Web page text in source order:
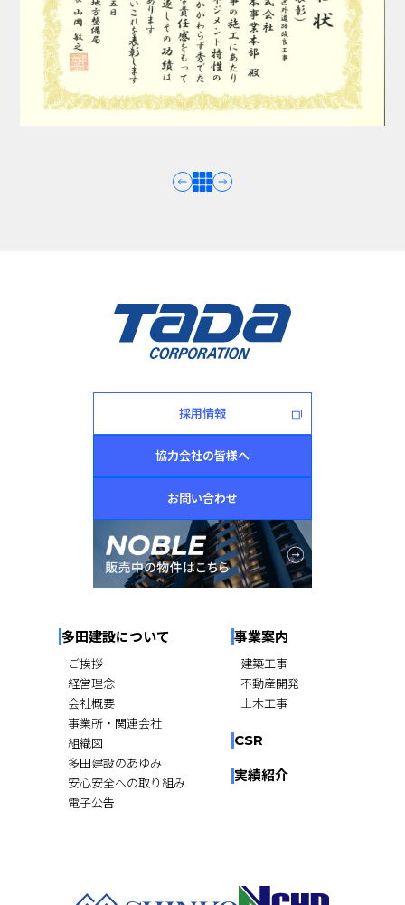
採用情報
協力会社の皆様へ
お問い合わせ
多田建設について
ご挨拶
経営理念
会社概要
事業所・関連会社
組織図
多田建設のあゆみ
安心安全への取り組み
電子公告
事業案内
建築工事
不動産開発
土木工事
CSR
実績紹介